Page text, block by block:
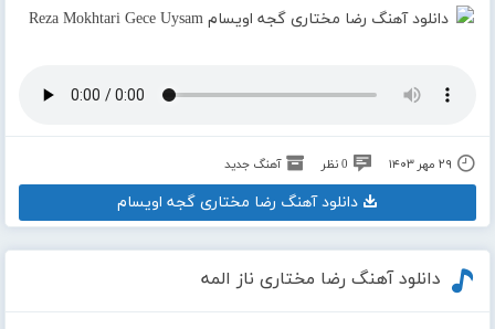
۲۹ مهر ۱۴۰۳ 0 نظر آهنگ جدید
دانلود آهنگ رضا مختاری گجه اویسام
دانلود آهنگ رضا مختاری ناز المه